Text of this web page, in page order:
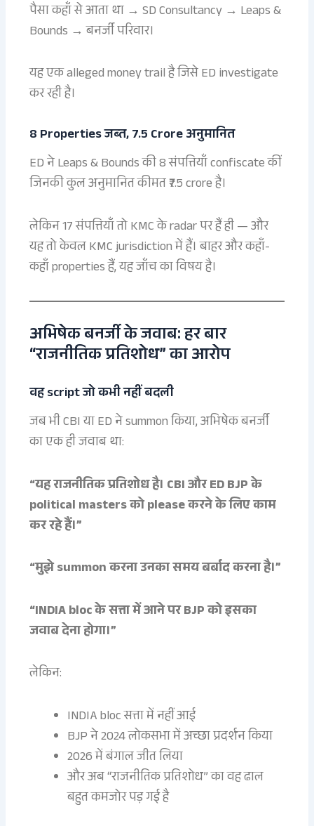
पैसा कहाँ से आता था → SD Consultancy → Leaps &
Bounds → बनर्जी परिवार।
यह एक alleged money trail है जिसे ED investigate
कर रही है।
8 Properties जब्त, 7.5 Crore अनुमानित
ED ने Leaps & Bounds की 8 संपत्तियाँ confiscate कीं
जिनकी कुल अनुमानित कीमत ₹7.5 crore है।
लेकिन 17 संपत्तियाँ तो KMC के radar पर हैं ही — और
यह तो केवल KMC jurisdiction में हैं। बाहर और कहाँ-
कहाँ properties हैं, यह जाँच का विषय है।
अभिषेक बनर्जी के जवाब: हर बार
“राजनीतिक प्रतिशोध” का आरोप
वह script जो कभी नहीं बदली
जब भी CBI या ED ने summon किया, अभिषेक बनर्जी
का एक ही जवाब था:
“यह राजनीतिक प्रतिशोध है। CBI और ED BJP के
political masters को please करने के लिए काम
कर रहे हैं।”
“मुझे summon करना उनका समय बर्बाद करना है।”
“INDIA bloc के सत्ता में आने पर BJP को इसका
जवाब देना होगा।”
लेकिन:
INDIA bloc सत्ता में नहीं आई
BJP ने 2024 लोकसभा में अच्छा प्रदर्शन किया
2026 में बंगाल जीत लिया
और अब “राजनीतिक प्रतिशोध” का वह ढाल
बहुत कमजोर पड़ गई है